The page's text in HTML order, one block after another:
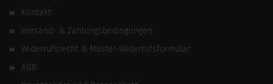
Kontakt
Versand- & Zahlungsbedingungen
Widerrufsrecht & Muster-Widerrufsformular
AGB